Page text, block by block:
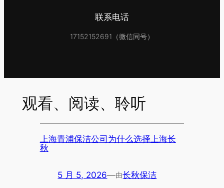
联系电话
17152152691（微信同号）
观看、阅读、聆听
上海青浦保洁公司为什么选择上海长
秋
5 月 5, 2026—由长秋保洁